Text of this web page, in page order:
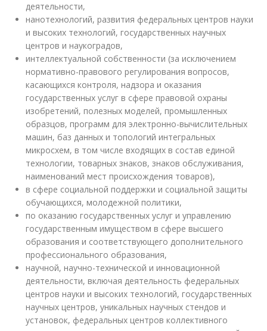
деятельности,
нанотехнологий, развития федеральных центров науки
и высоких технологий, государственных научных
центров и наукоградов,
интеллектуальной собственности (за исключением
нормативно-правового регулирования вопросов,
касающихся контроля, надзора и оказания
государственных услуг в сфере правовой охраны
изобретений, полезных моделей, промышленных
образцов, программ для электронно-вычислительных
машин, баз данных и топологий интегральных
микросхем, в том числе входящих в состав единой
технологии, товарных знаков, знаков обслуживания,
наименований мест происхождения товаров),
в сфере социальной поддержки и социальной защиты
обучающихся, молодежной политики,
по оказанию государственных услуг и управлению
государственным имуществом в сфере высшего
образования и соответствующего дополнительного
профессионального образования,
научной, научно-технической и инновационной
деятельности, включая деятельность федеральных
центров науки и высоких технологий, государственных
научных центров, уникальных научных стендов и
установок, федеральных центров коллективного